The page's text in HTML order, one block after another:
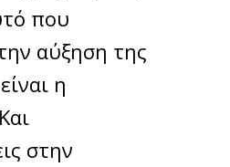
που
αύξηση της
η
στην